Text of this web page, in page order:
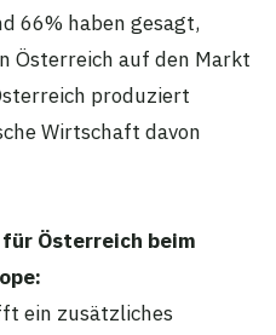
66% haben gesagt,
Österreich auf den Markt
produziert
Wirtschaft davon
Österreich beim
ein zusätzliches